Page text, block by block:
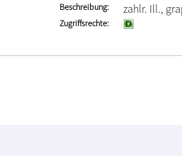
Beschreibung zahlr. Ill.,
Zugriffsrechte